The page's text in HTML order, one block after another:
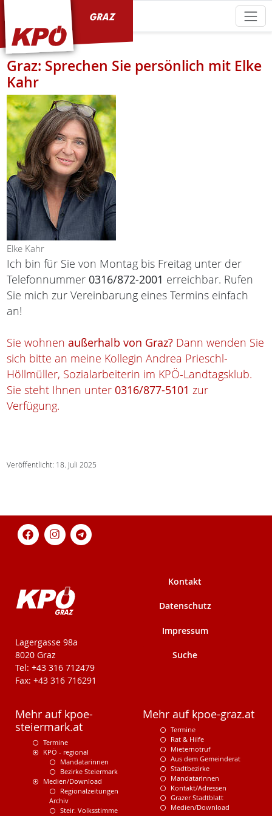
Graz: Sprechen Sie persönlich mit Elke
Kahr
Elke Kahr
Ich bin für Sie von Montag bis Freitag unter der
Telefonnummer 0316/872-2001 erreichbar. Rufen
Sie mich zur Vereinbarung eines Termins einfach
an!
Sie wohnen außerhalb von Graz?Dann wenden Sie
sich bitte an meine Kollegin Andrea Prieschl-
Höllmüller, Sozialarbeiterin im KPÖ-Landtagsklub.
Sie steht Ihnen unter 0316/877-5101 zur
Verfügung.
Veröffentlicht: 18. Juli 2025
KPÖ-Steiermark
Lagergasse 98a
8020 Graz
Tel: +43 316 712479
Fax: +43 316 716291
Kontakt
Datenschutz
Impressum
Suche
Mehr auf kpoe-
steiermark.at
Termine
KPÖ - regional
Mandatarinnen
Bezirke Steiermark
Medien/Download
Regionalzeitungen
Archiv
Steir. Volksstimme
Mehr auf kpoe-graz.at
Termine
Rat & Hilfe
Mieternotruf
Aus dem Gemeinderat
Stadtbezirke
MandatarInnen
Kontakt/Adressen
Grazer Stadtblatt
Medien/Download